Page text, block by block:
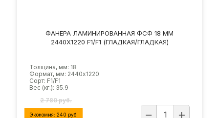
ФАНЕРА ЛАМИНИРОВАННАЯ ФСФ 18 ММ
2440Х1220 F1/F1 (ГЛАДКАЯ/ГЛАДКАЯ)
Толщина, мм: 18
Формат, мм: 2440х1220
Сорт: F1/F1
Вес (кг.): 35.9
2 780 руб.
Экономия: 240 руб.